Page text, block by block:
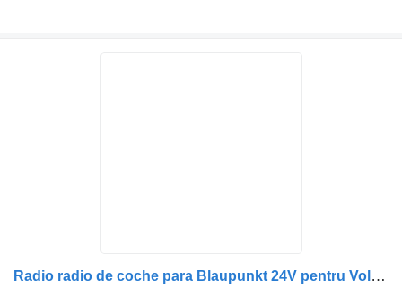
Radio radio de coche para Blaupunkt 24V pentru Volvo 760/700/5030 camión